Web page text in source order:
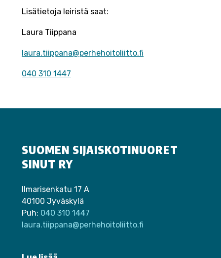
Lisätietoja leiristä saat:
Laura Tiippana
laura.tiippana@perhehoitoliitto.fi
040 310 1447
SUOMEN SIJAISKOTINUORET
SINUT RY
Ilmarisenkatu 17 A
40100 Jyväskylä
Puh: 040 310 1447
laura.tiippana@perhehoitoliitto.fi